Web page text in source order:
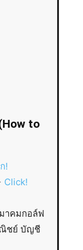
to
!
Click!
าคมกอล์ฟ
ณิชย์ บัญชี